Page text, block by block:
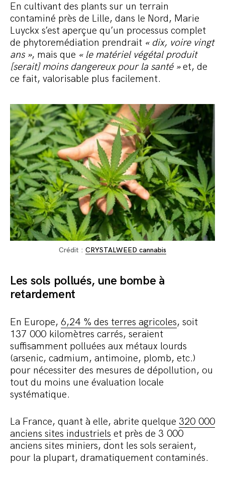
En cultivant des plants sur un terrain
contaminé près de Lille, dans le Nord, Marie
Luyckx s’est aperçue qu’un processus complet
de phytoremédiation prendrait « dix, voire vingt
ans », mais que « le matériel végétal produit
[serait] moins dangereux pour la santé »et, de
ce fait, valorisable plus facilement.
Crédit : CRYSTALWEED cannabis
Les sols pollués, une bombe à
retardement
En Europe, 6,24 % des terres agricoles, soit
137 000 kilomètres carrés, seraient
suffisamment polluées aux métaux lourds
(arsenic, cadmium, antimoine, plomb, etc.)
pour nécessiter des mesures de dépollution, ou
tout du moins une évaluation locale
systématique.
La France, quant à elle, abrite quelque 320 000
anciens sites industriels et près de 3 000
anciens sites miniers, dont les sols seraient,
pour la plupart, dramatiquement contaminés.